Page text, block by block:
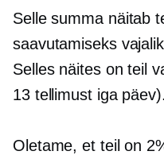
Selle summa näitab
saavutamiseks
Selles näites on teil
13 tellimust iga päev).
Oletame, et teil on